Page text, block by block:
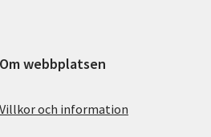
Om webbplatsen
Villkor och information